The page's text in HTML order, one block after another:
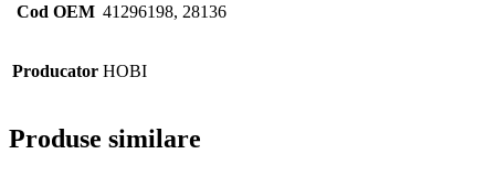
Cod OEM 41296198, 28136
Producator HOBI
Produse similare